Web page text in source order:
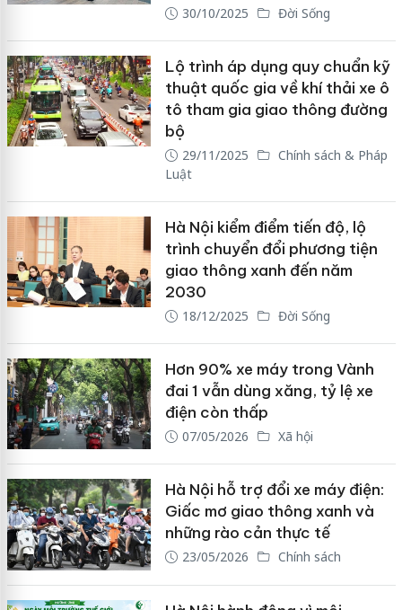
30/10/2025 Đời Sống
Lộ trình áp dụng quy chuẩn kỹ
thuật quốc gia về khí thải xe ô
tô tham gia giao thông đường
bộ
29/11/2025
Chính sách & Pháp
Luật
Hà Nội kiểm điểm tiến độ, lộ
trình chuyển đổi phương tiện
giao thông xanh đến năm
2030
18/12/2025 Đời Sống
Hơn 90% xe máy trong Vành
đai 1 vẫn dùng xăng, tỷ lệ xe
điện còn thấp
07/05/2026 Xã hội
Hà Nội hỗ trợ đổi xe máy điện:
Giấc mơ giao thông xanh và
những rào cản thực tế
23/05/2026 Chính sách